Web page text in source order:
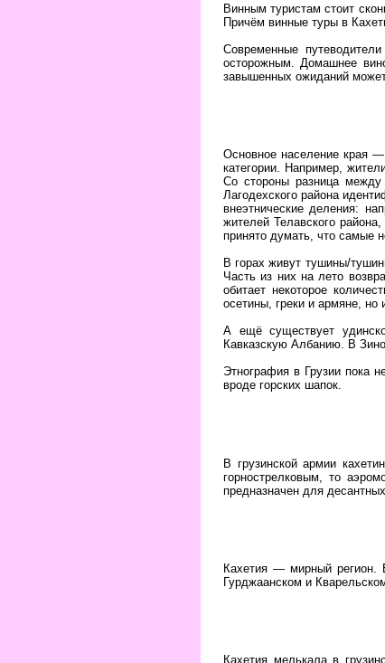
Винным туристам стоит
Причём винные туры в
Современные
осторожным. Домашнее
завышенных ожиданий может
Основное население края —
категории. Например,
Со стороны разница
Лагодехского района
внеэтнические деления:
жителей Телавского
принято думать, что самые
В горах живут тушины/
Часть из них на лето
обитает некоторое
осетины, греки и армяне,
А ещё существует
Кавказскую Албанию. В
Этнография в Грузии пока
вроде горских шапок.
В грузинской армии
горнострелковым, то
предназначен для
Кахетия — мирный регион.
Гурджаанском и
Кахетия мелькала в